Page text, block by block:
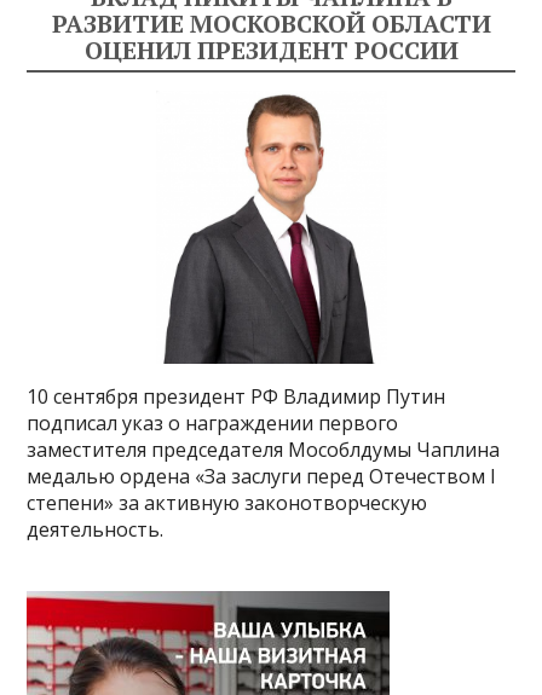
РАЗВИТИЕ МОСКОВСКОЙ ОБЛАСТИ
ОЦЕНИЛ ПРЕЗИДЕНТ РОССИИ
10 сентября президент РФ Владимир Путин
подписал указ о награждении первого
заместителя председателя Мособлдумы Чаплина
медалью ордена «За заслуги перед Отечеством I
степени» за активную законотворческую
деятельность.